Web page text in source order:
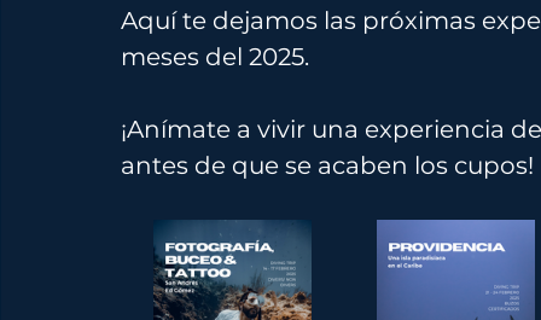
Aquí te dejamos las próximas
meses del 2025.
¡Anímate a vivir una experiencia
antes de que se acaben los cupos!